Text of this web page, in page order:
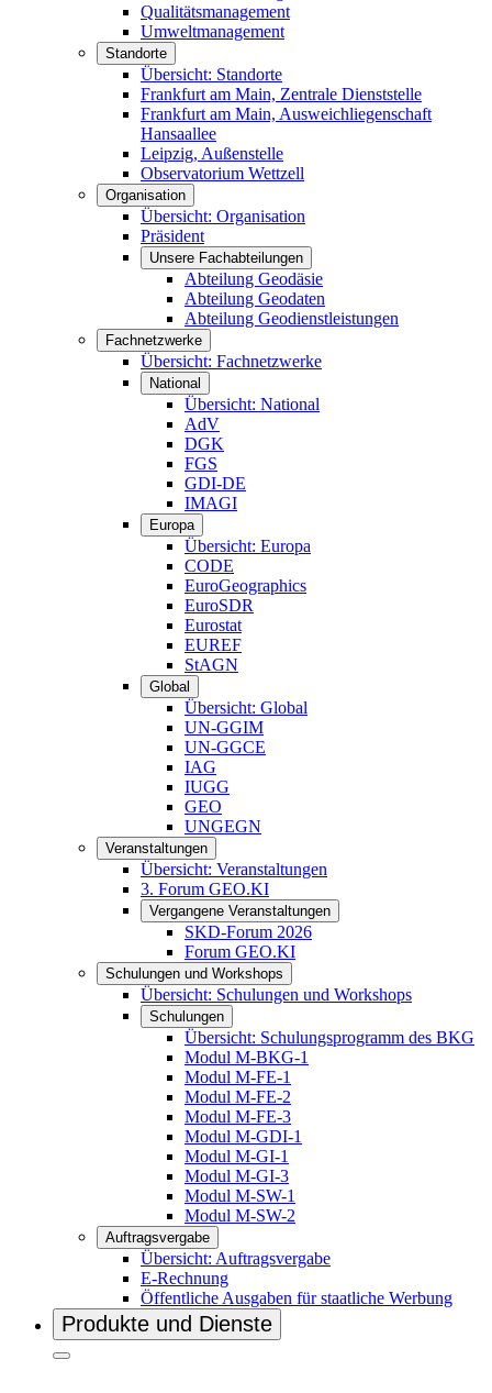
Qualitätsmanagement
Umweltmanagement
Standorte
Übersicht: Standorte
Frankfurt am Main, Zentrale Dienststelle
Frankfurt am Main, Ausweichliegenschaft
Hansaallee
Leipzig, Außenstelle
Observatorium Wettzell
Organisation
Übersicht: Organisation
Präsident
Unsere Fachabteilungen
Abteilung Geodäsie
Abteilung Geodaten
Abteilung Geodienstleistungen
Fachnetzwerke
Übersicht: Fachnetzwerke
National
Übersicht: National
AdV
DGK
FGS
GDI-DE
IMAGI
Europa
Übersicht: Europa
CODE
EuroGeographics
EuroSDR
Eurostat
EUREF
StAGN
Global
Übersicht: Global
UN-GGIM
UN-GGCE
IAG
IUGG
GEO
UNGEGN
Veranstaltungen
Übersicht: Veranstaltungen
3. Forum GEO.KI
Vergangene Veranstaltungen
SKD-Forum 2026
Forum GEO.KI
Schulungen und Workshops
Übersicht: Schulungen und Workshops
Schulungen
Übersicht: Schulungsprogramm des BKG
Modul M-BKG-1
Modul M-FE-1
Modul M-FE-2
Modul M-FE-3
Modul M-GDI-1
Modul M-GI-1
Modul M-GI-3
Modul M-SW-1
Modul M-SW-2
Auftragsvergabe
Übersicht: Auftragsvergabe
E-Rechnung
Öffentliche Ausgaben für staatliche Werbung
Produkte und Dienste